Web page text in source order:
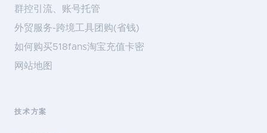
群控引流、账号托管
外贸服务-跨境工具团购(省钱)
如何购买518fans淘宝充值卡密
网站地图
技术方案